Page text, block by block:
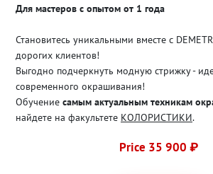
Для мастеров с опытом от 1 года
Становитесь уникальными вместе с
дорогих клиентов!
Выгодно подчеркнуть модную стрижку -
современного окрашивания!
Обучение самым актуальным техникам
найдете на факультете КОЛОРИСТИКИ.
Price 35 900 ₽